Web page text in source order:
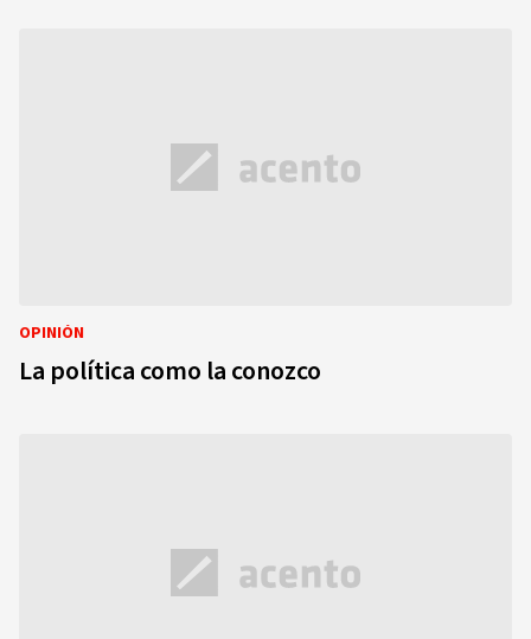
OPINIÓN
La política como la conozco